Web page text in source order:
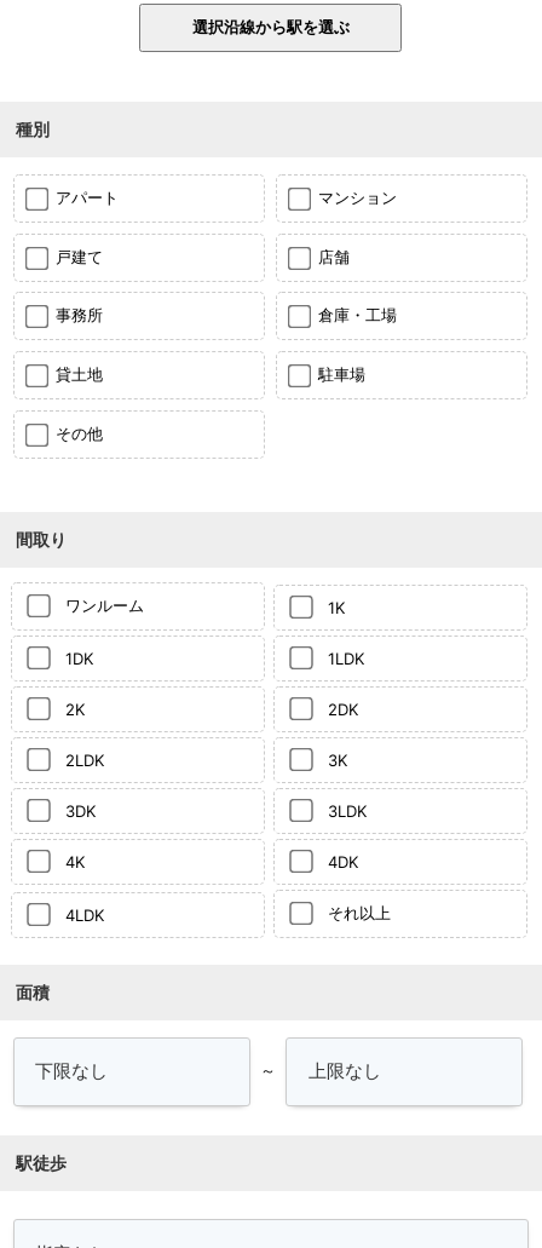
種別
アパート マンション
戸建て 店舗
事務所 倉庫・工場
貸土地 駐車場
その他
間取り
ワンルーム 1K
1DK 1LDK
2K 2DK
2LDK 3K
3DK 3LDK
4K 4DK
4LDK それ以上
面積
～
駅徒歩